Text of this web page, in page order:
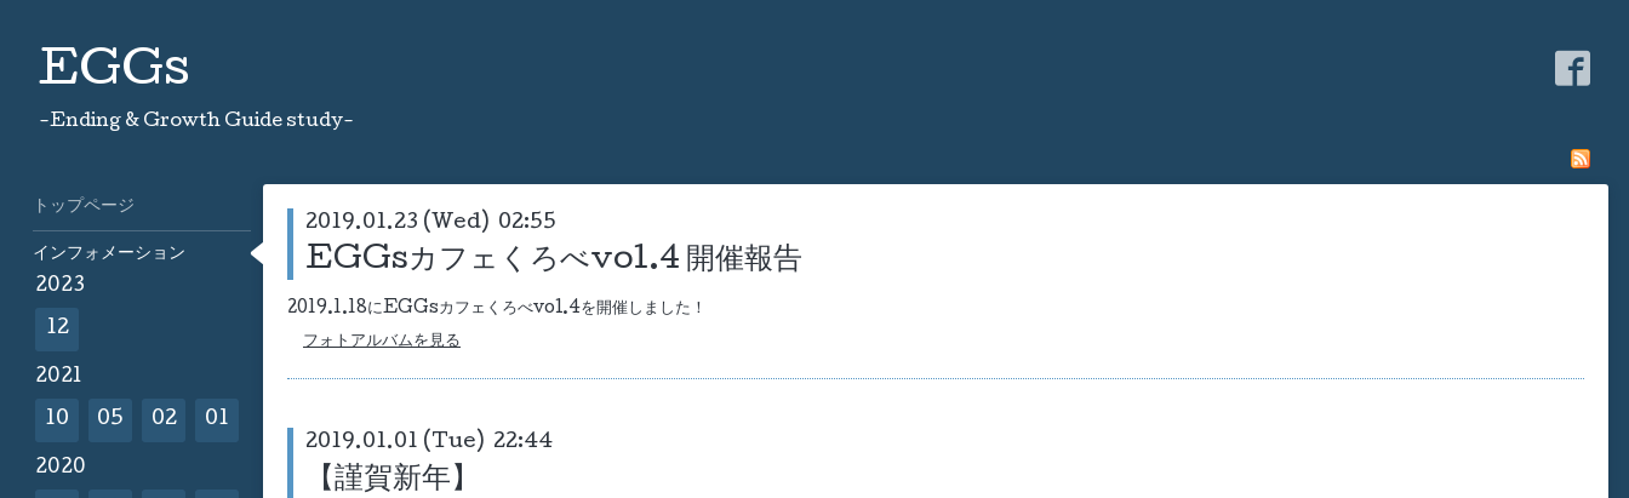
EGGs
-Ending & Growth Guide study-
2019.01.23 (Wed) 02:55
EGGsカフェくろべvol.4 開催報告
2019.1.18にEGGsカフェくろべvol.4を開催しました！
フォトアルバムを見る
2019.01.01 (Tue) 22:44
【謹賀新年】
トップページ
インフォメーション
2023
12
2021
10 05 02 01
2020